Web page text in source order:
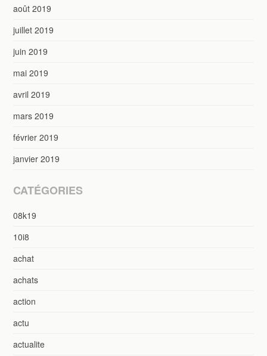
août 2019
juillet 2019
juin 2019
mai 2019
avril 2019
mars 2019
février 2019
janvier 2019
CATÉGORIES
08k19
10i8
achat
achats
action
actu
actualite